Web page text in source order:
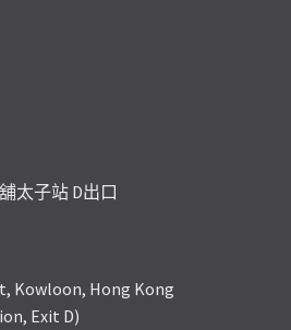
太子站 D出口
Kowloon, Hong Kong
Exit D)